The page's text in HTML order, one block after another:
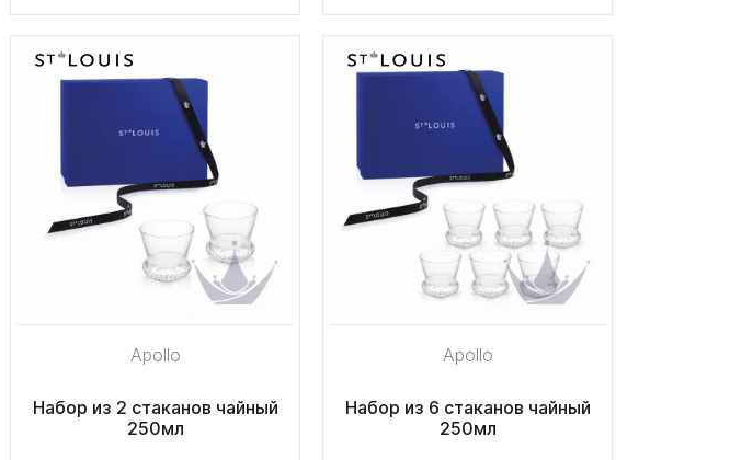
Apollo
Набор из 2 стаканов чайный
250мл
Apollo
Набор из 6 стаканов чайный
250мл